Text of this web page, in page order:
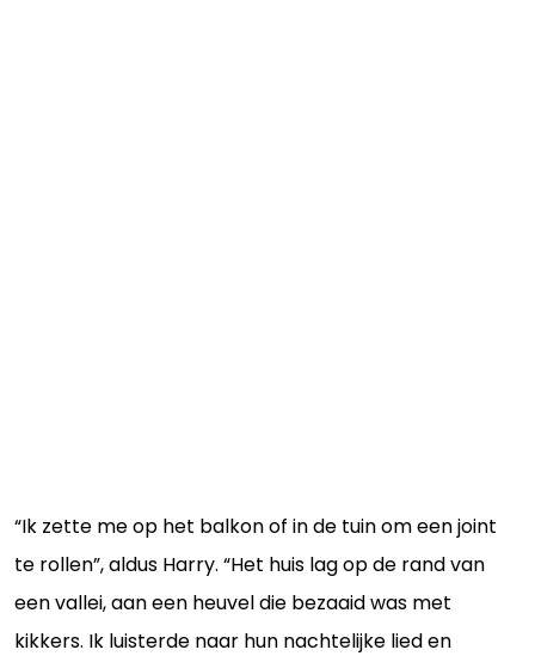
“Ik zette me op het balkon of in de tuin om een joint
te rollen”, aldus Harry. “Het huis lag op de rand van
een vallei, aan een heuvel die bezaaid was met
kikkers. Ik luisterde naar hun nachtelijke lied en